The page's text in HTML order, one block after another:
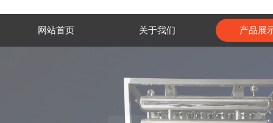
网站首页 关于我们 产品展